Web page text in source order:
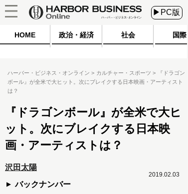
▶PC版
HOME 政治・経済 社会 国際
ハーバー・ビジネス・オンライン カルチャー・スポーツ
『ドラゴン
ボール』が全米で大ヒット。次にブレイクする日本映画・アーティスト
は？
『ドラゴンボール』が全米で大ヒ
ット。次にブレイクする日本映
画・アーティストは？
沢田太陽
バックナンバー
2019.02.03